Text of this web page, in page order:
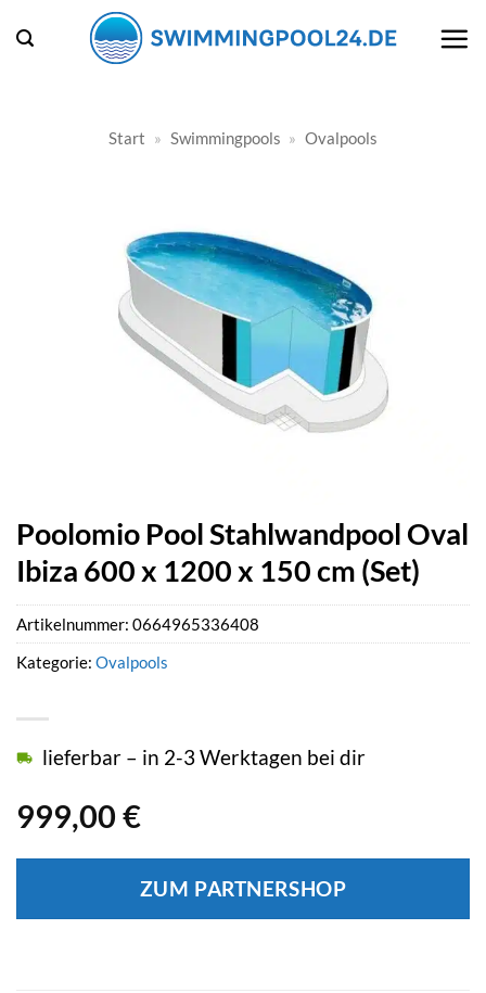
Inhalt
Start » Swimmingpools » Ovalpools
Poolomio Pool Stahlwandpool Oval
Ibiza 600 x 1200 x 150 cm (Set)
999,00 €
lieferbar – in 2-3 Werktagen bei dir
ZUM PARTNERSHOP
Artikelnummer: 0664965336408
Kategorie: Ovalpools